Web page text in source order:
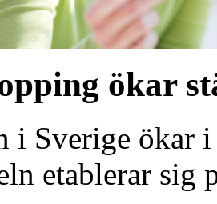
ökar
i Sverige ökar
etablerar sig